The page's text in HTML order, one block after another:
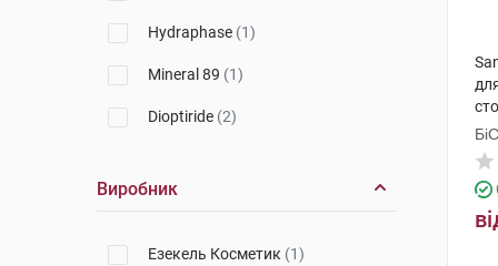
Hydraphase (1)
Mineral 89 (1)
Dioptiride (2)
Depigment+
Виробник
Езекель Косметик (1)
15